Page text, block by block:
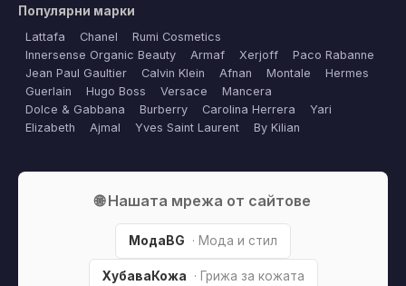
Популярни марки
Lattafa Chanel
Rumi Cosmetics
Innersense Organic Beauty
Armaf Xerjoff
Paco Rabanne
Jean Paul Gaultier
Calvin Klein Afnan Montale
Hermes
Guerlain
Hugo Boss Versace
Mancera
Dolce & Gabbana
Burberry Carolina Herrera
Yari
Elizabeth
Ajmal Yves Saint Laurent By Kilian
🌐 Нашата мрежа от сайтове
МодаBG · Мода и стил
ХубаваКожа · Грижа за кожата